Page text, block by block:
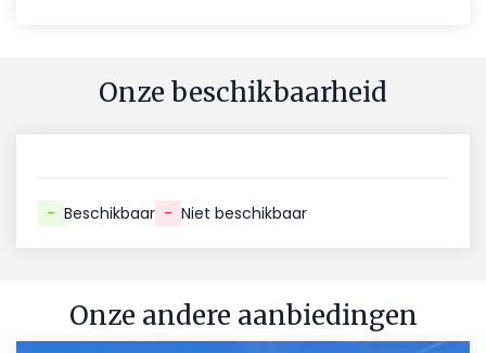
Onze beschikbaarheid
- Beschikbaar - Niet beschikbaar
Onze andere aanbiedingen